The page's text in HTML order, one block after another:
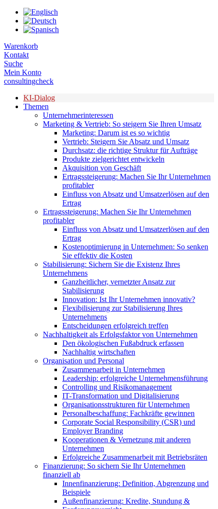
Zum
Inhalt
springen
Warenkorb
Kontakt
Suche
Mein Konto
consultingcheck
KI-Dialog
Themen
Unternehmerinteressen
Marketing & Vertrieb: So steigern Sie Ihren Umsatz
Marketing: Darum ist es so wichtig
Vertrieb: Steigern Sie Absatz und Umsatz
Durchsatz: die richtige Struktur für Aufträge
Produkte zielgerichtet entwickeln
Akquisition von Geschäft
Ertragssteigerung: Machen Sie Ihr Unternehmen
profitabler
Einfluss von Absatz und Umsatzerlösen auf den
Ertrag
Ertragssteigerung: Machen Sie Ihr Unternehmen
profitabler
Einfluss von Absatz und Umsatzerlösen auf den
Ertrag
Kostenoptimierung in Unternehmen: So senken
Sie effektiv die Kosten
Stabilisierung: Sichern Sie die Existenz Ihres
Unternehmens
Ganzheitlicher, vernetzter Ansatz zur
Stabilisierung
Innovation: Ist Ihr Unternehmen innovativ?
Flexibilisierung zur Stabilisierung Ihres
Unternehmens
Entscheidungen erfolgreich treffen
Nachhaltigkeit als Erfolgsfaktor von Unternehmen
Den ökologischen Fußabdruck erfassen
Nachhaltig wirtschaften
Organisation und Personal
Zusammenarbeit in Unternehmen
Leadership: erfolgreiche Unternehmensführung
Controlling und Risikomanagement
IT-Transformation und Digitalisierung
Organisationsstrukturen für Unternehmen
Personalbeschaffung: Fachkräfte gewinnen
Corporate Social Responsibility (CSR) und
Employer Branding
Kooperationen & Vernetzung mit anderen
Unternehmen
Erfolgreiche Zusammenarbeit mit Betriebsräten
Finanzierung: So sichern Sie Ihr Unternehmen
finanziell ab
Innenfinanzierung: Definition, Abgrenzung und
Beispiele
Außenfinanzierung: Kredite, Stundung &